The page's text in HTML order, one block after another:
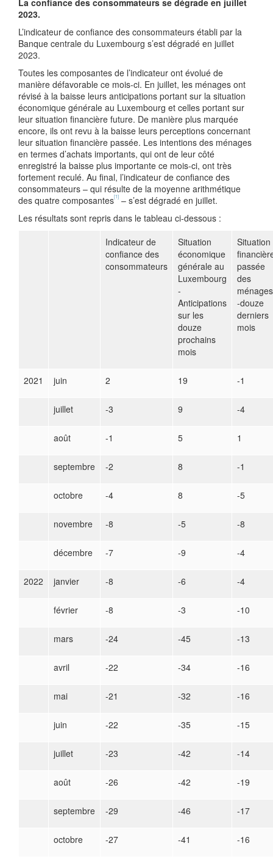
La confiance des consommateurs se dégrade en juillet
2023.
L’indicateur de confiance des consommateurs établi par la
Banque centrale du Luxembourg s’est dégradé en juillet
2023.
Toutes les composantes de l’indicateur ont évolué de
manière défavorable ce mois-ci. En juillet, les ménages ont
révisé à la baisse leurs anticipations portant sur la situation
économique générale au Luxembourg et celles portant sur
leur situation financière future. De manière plus marquée
encore, ils ont revu à la baisse leurs perceptions concernant
leur situation financière passée. Les intentions des ménages
en termes d’achats importants, qui ont de leur côté
enregistré la baisse plus importante ce mois-ci, ont très
fortement reculé. Au final, l’indicateur de confiance des
consommateurs – qui résulte de la moyenne arithmétique
des quatre composantes[1] – s’est dégradé en juillet.
Les résultats sont repris dans le tableau ci-dessous :
Indicateur de
confiance des
consommateurs
Situation
économique
générale au
Luxembourg
-
Anticipations
sur les
douze
prochains
mois
Situation
passée
des
ménages
-douze
derniers
mois
2021 juin 2 19 -1
juillet -3 9 -4
août -1 5 1
septembre -2 8 -1
octobre -4 8 -5
novembre -8 -5 -8
décembre -7 -9 -4
2022 janvier -8 -6 -4
février -8 -3 -10
mars -24 -45 -13
avril -22 -34 -16
mai -21 -32 -16
juin -22 -35 -15
juillet -23 -42 -14
août -26 -42 -19
septembre -29 -46 -17
octobre -27 -41 -16